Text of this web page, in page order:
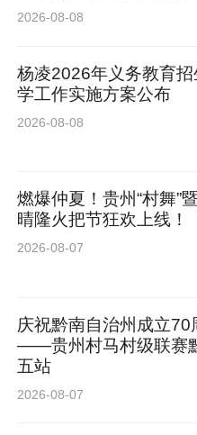
准与推进时限，为全院
各部门专项工作方案
2026-08-08
杨凌2026年义务教育招
学工作实施方案公布
2026-08-08
燃爆仲夏！贵州“村舞”
晴隆火把节狂欢上线！
2026-08-07
庆祝黔南自治州成立70
——贵州村马村级联赛
五站
2026-08-07